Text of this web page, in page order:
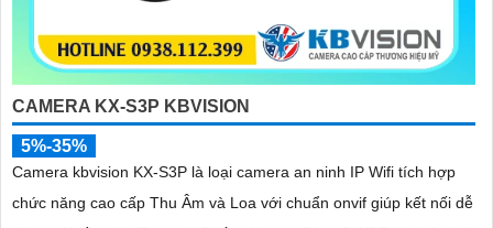
CAMERA KX-S3P KBVISION
5%-35%
Camera kbvision KX-S3P là loại camera an ninh IP Wifi tích hợp
chức năng cao cấp Thu Âm và Loa với chuẩn onvif giúp kết nối dễ